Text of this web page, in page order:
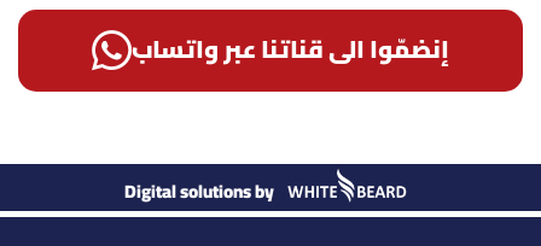
إنضمّوا الى قناتنا عبر واتساب
Digital solutions by